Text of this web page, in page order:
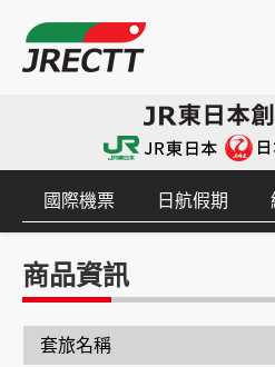
國際機票 日航假期
商品資訊
套旅名稱